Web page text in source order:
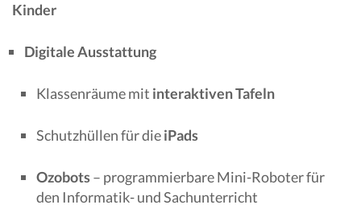
Kinder
Digitale Ausstattung
Klassenräume mit interaktiven Tafeln
Schutzhüllen für dieiPads
Ozobots– programmierbare Mini-Roboter für
den Informatik- und Sachunterricht